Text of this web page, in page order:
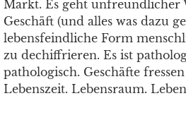
Markt. Es geht unfreundlicher
Geschäft (und alles was dazu
lebensfeindliche Form
zu dechiffrieren. Es ist
pathologisch. Geschäfte
Lebenszeit. Lebensraum.